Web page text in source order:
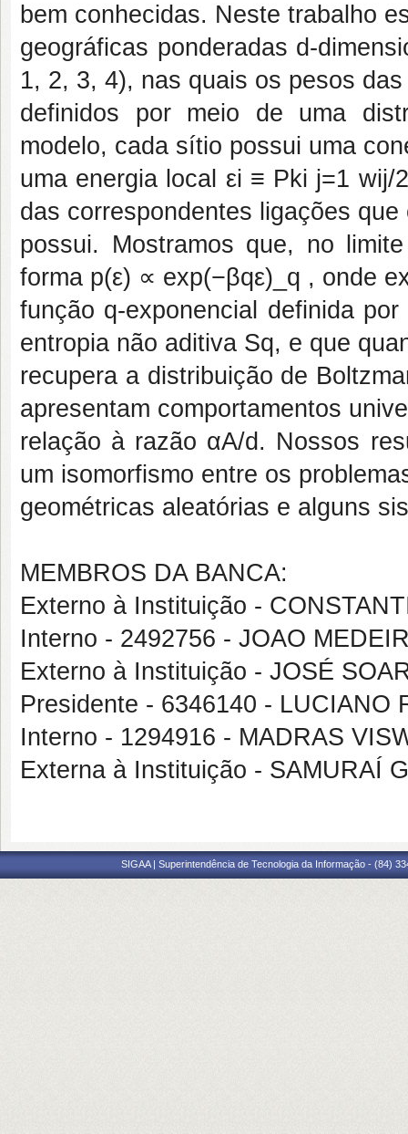
bem conhecidas. Neste trabalho
geográficas ponderadas d-
1, 2, 3, 4), nas quais os pesos
definidos por meio de uma
modelo, cada sítio possui uma
uma energia local εi ≡ Pki j=1
das correspondentes ligações que
possui. Mostramos que, no
forma p(ε) ∝ exp(−βqε)_q , onde
função q-exponencial definida
entropia não aditiva Sq, e que
recupera a distribuição de
apresentam comportamentos
relação à razão αA/d. Nossos
um isomorfismo entre os
geométricas aleatórias e alguns
MEMBROS DA BANCA:
Externo à Instituição -
Interno - 2492756 - JOAO
Externo à Instituição - JOSÉ
Presidente - 6346140 - LUCIANO
Interno - 1294916 - MADRAS
Externa à Instituição - SAMURAÍ
SIGAA | Superintendência de Tecnologia da Informação - (84)